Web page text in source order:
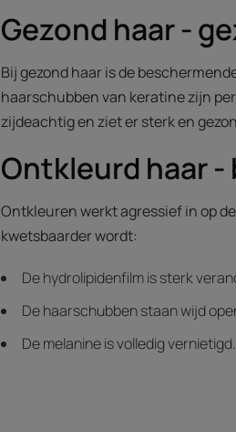
Gezond haar -
Bij gezond haar is de
haarschubben van keratine zijn
zijdeachtig en ziet er sterk en
Ontkleurd haar -
Ontkleuren werkt agressief in op
kwetsbaarder wordt:
De hydrolipidenfilm is sterk
De haarschubben staan wijd
De melanine is volledig vernietigd.